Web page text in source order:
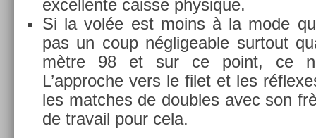
ex­cel­lente cais­se physique.
Si la volée est moins à la mode
pas un coup néglige­able sur­tout
mètre 98 et sur ce point, ce
L’approc­he vers le filet et les
les matches de doub­les avec son
de travail pour cela.